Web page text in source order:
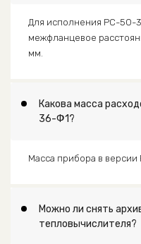
Для исполнения РС-50-
межфланцевое
мм.
Какова масса
36-Ф1?
Масса прибора в
Можно ли снять
тепловычислителя?